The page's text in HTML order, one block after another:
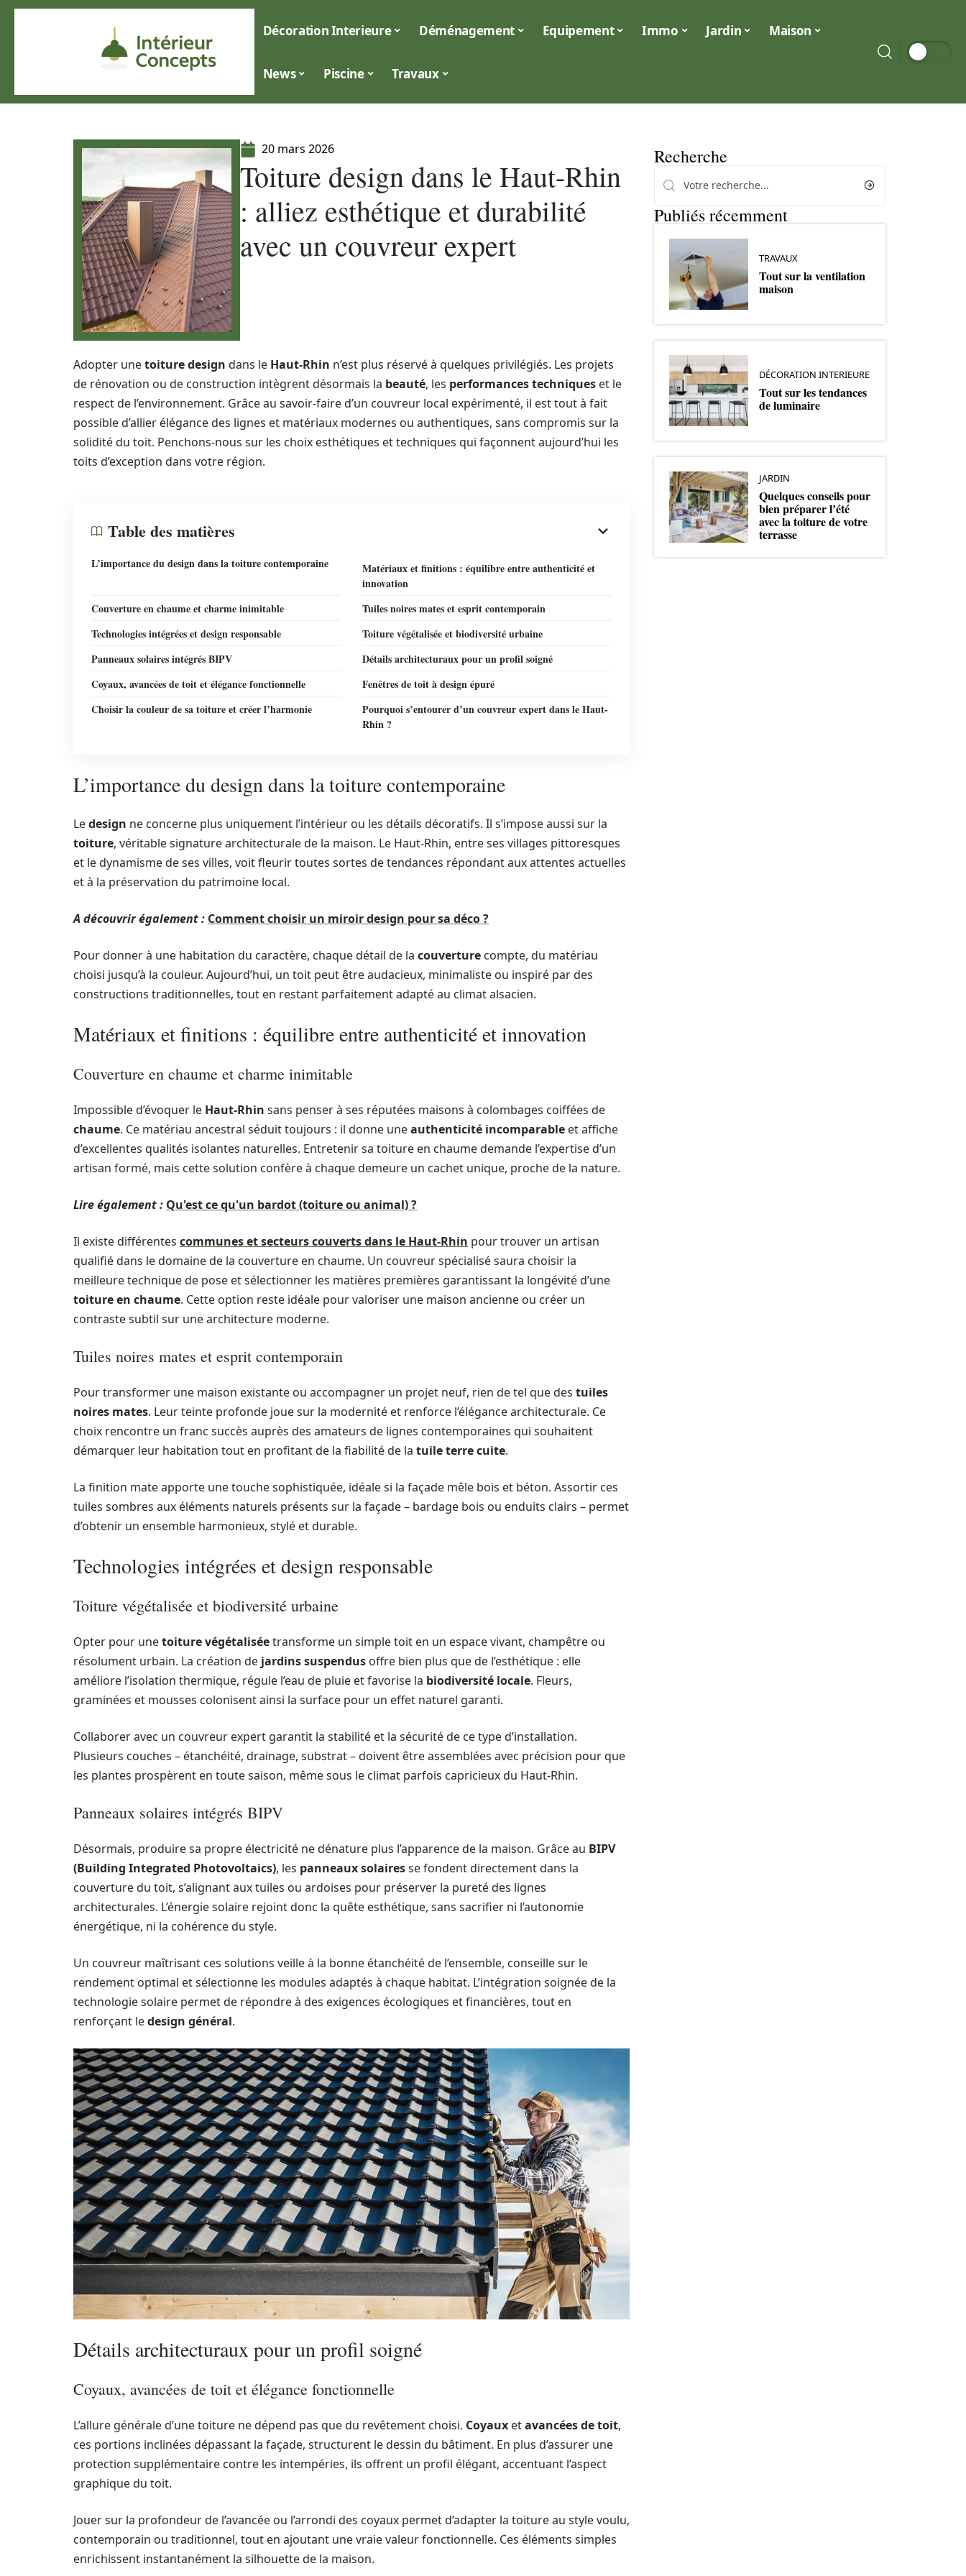
Décoration Interieure Déménagement Equipement Immo Jardin Maison
News Piscine Travaux
20 mars 2026
Toiture design dans le Haut-Rhin
: alliez esthétique et durabilité
avec un couvreur expert
Adopter unetoiture design dans le Haut-Rhin n’est plus réservé à quelques privilégiés. Les projets
de rénovation ou de construction intègrent désormais la beauté, les performances techniques et le
respect de l’environnement. Grâce au savoir-faire d’un couvreur local expérimenté, il est tout à fait
possible d’allier élégance des lignes et matériaux modernes ou authentiques, sans compromis sur la
solidité du toit. Penchons-nous sur les choix esthétiques et techniques qui façonnent aujourd’hui les
toits d’exception dans votre région.
Table des matières
L’importance du design dans la toiture contemporaine
Matériaux et finitions : équilibre entre authenticité et
innovation
Couverture en chaume et charme inimitable
Tuiles noires mates et esprit contemporain
Technologies intégrées et design responsable
Toiture végétalisée et biodiversité urbaine
Panneaux solaires intégrés BIPV
Détails architecturaux pour un profil soigné
Coyaux, avancées de toit et élégance fonctionnelle
Fenêtres de toit à design épuré
Choisir la couleur de sa toiture et créer l’harmonie
Pourquoi s’entourer d’un couvreur expert dans le Haut-
Rhin ?
L’importance du design dans la toiture contemporaine
Ledesign ne concerne plus uniquement l’intérieur ou les détails décoratifs. Il s’impose aussi sur la
toiture, véritable signature architecturale de la maison. Le Haut-Rhin, entre ses villages pittoresques
et le dynamisme de ses villes, voit fleurir toutes sortes de tendances répondant aux attentes actuelles
et à la préservation du patrimoine local.
A découvrir également : Comment choisir un miroir design pour sa déco ?
Pour donner à une habitation du caractère, chaque détail de la couverture compte, du matériau
choisi jusqu’à la couleur. Aujourd’hui, un toit peut être audacieux, minimaliste ou inspiré par des
constructions traditionnelles, tout en restant parfaitement adapté au climat alsacien.
Matériaux et finitions : équilibre entre authenticité et innovation
Couverture en chaume et charme inimitable
Impossible d’évoquer le Haut-Rhin sans penser à ses réputées maisons à colombages coiffées de
chaume. Ce matériau ancestral séduit toujours : il donne uneauthenticité incomparable et affiche
d’excellentes qualités isolantes naturelles. Entretenir sa toiture en chaume demande l’expertise d’un
artisan formé, mais cette solution confère à chaque demeure un cachet unique, proche de la nature.
Lire également : Qu'est ce qu'un bardot (toiture ou animal) ?
Il existe différentes communes et secteurs couverts dans le Haut-Rhin pour trouver un artisan
qualifié dans le domaine de la couverture en chaume. Un couvreur spécialisé saura choisir la
meilleure technique de pose et sélectionner les matières premières garantissant la longévité d’une
toiture en chaume. Cette option reste idéale pour valoriser une maison ancienne ou créer un
contraste subtil sur une architecture moderne.
Tuiles noires mates et esprit contemporain
Pour transformer une maison existante ou accompagner un projet neuf, rien de tel que des tuiles
noires mates. Leur teinte profonde joue sur la modernité et renforce l’élégance architecturale. Ce
choix rencontre un franc succès auprès des amateurs de lignes contemporaines qui souhaitent
démarquer leur habitation tout en profitant de la fiabilité de la tuile terre cuite.
La finition mate apporte une touche sophistiquée, idéale si la façade mêle bois et béton. Assortir ces
tuiles sombres aux éléments naturels présents sur la façade – bardage bois ou enduits clairs – permet
d’obtenir un ensemble harmonieux, stylé et durable.
Technologies intégrées et design responsable
Toiture végétalisée et biodiversité urbaine
Opter pour unetoiture végétaliséetransforme un simple toit en un espace vivant, champêtre ou
résolument urbain. La création de jardins suspendus offre bien plus que de l’esthétique : elle
améliore l’isolation thermique, régule l’eau de pluie et favorise la biodiversité locale. Fleurs,
graminées et mousses colonisent ainsi la surface pour un effet naturel garanti.
Collaborer avec un couvreur expert garantit la stabilité et la sécurité de ce type d’installation.
Plusieurs couches – étanchéité, drainage, substrat – doivent être assemblées avec précision pour que
les plantes prospèrent en toute saison, même sous le climat parfois capricieux du Haut-Rhin.
Panneaux solaires intégrés BIPV
Désormais, produire sa propre électricité ne dénature plus l’apparence de la maison. Grâce au BIPV
(Building Integrated Photovoltaics), les panneaux solairesse fondent directement dans la
couverture du toit, s’alignant aux tuiles ou ardoises pour préserver la pureté des lignes
architecturales. L’énergie solaire rejoint donc la quête esthétique, sans sacrifier ni l’autonomie
énergétique, ni la cohérence du style.
Un couvreur maîtrisant ces solutions veille à la bonne étanchéité de l’ensemble, conseille sur le
rendement optimal et sélectionne les modules adaptés à chaque habitat. L’intégration soignée de la
technologie solaire permet de répondre à des exigences écologiques et financières, tout en
renforçant ledesign général.
Détails architecturaux pour un profil soigné
Coyaux, avancées de toit et élégance fonctionnelle
L’allure générale d’une toiture ne dépend pas que du revêtement choisi. Coyaux etavancées de toit,
ces portions inclinées dépassant la façade, structurent le dessin du bâtiment. En plus d’assurer une
protection supplémentaire contre les intempéries, ils offrent un profil élégant, accentuant l’aspect
graphique du toit.
Jouer sur la profondeur de l’avancée ou l’arrondi des coyaux permet d’adapter la toiture au style voulu,
contemporain ou traditionnel, tout en ajoutant une vraie valeur fonctionnelle. Ces éléments simples
enrichissent instantanément la silhouette de la maison.
Recherche
Publiés récemment
TRAVAUX
Tout sur la ventilation
maison
DÉCORATION INTERIEURE
Tout sur les tendances
de luminaire
JARDIN
Quelques conseils pour
bien préparer l’été
avec la toiture de votre
terrasse